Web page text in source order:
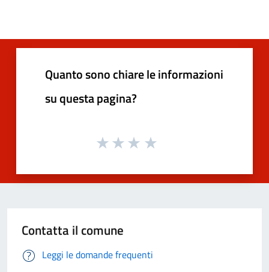
Quanto sono chiare le informazioni
su questa pagina?
Contatta il comune
Leggi le domande frequenti